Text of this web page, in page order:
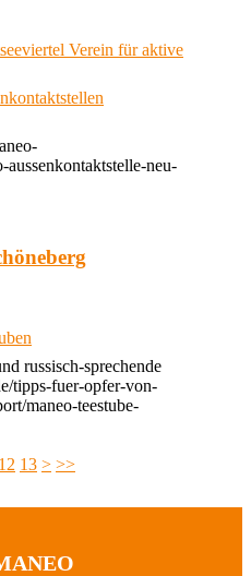
Verein für aktive
aussenkontaktstelle-neu-
russisch-sprechende
tipps-fuer-opfer-von-
maneo-teestube-
12 13 > >>